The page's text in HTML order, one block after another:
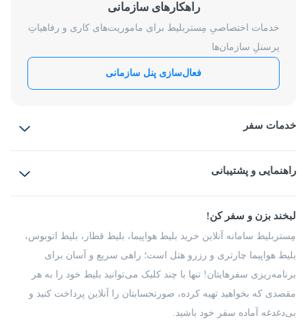
راهکارهای سازمانی
خدمات اختصاصیِ مِستربلیط برای ماموریت‌های کاری و رفاهیاتِ
پرسنلِ سازمان‌ها
فعال‌سازی پنل سازمانی
خدمات سفر
بلیط قطار
راهنمایی و پشتیبانی
شرایط و مقررات
راهکار سازمانی
فرصت‌های شغلی
درباره ما
لبخند بزن و سفر کن!
مِستربلیط سامانه آنلاین خرید بلیط هواپیما، بلیط قطار، بلیط اتوبوس،
بلیط هواپیما چارتری و رزرو هتل است؛ راهی سریع و آسان برای
برنامه‌ریزی سفرهایتان! تنها با چند کلیک می‌توانید بلیط خود را به هر
مقصدی که بخواهید تهیه کرده، صورتحسابتان را آنلاین پرداخت کنید و
بی‌دغدغه آماده سفر خود باشید.